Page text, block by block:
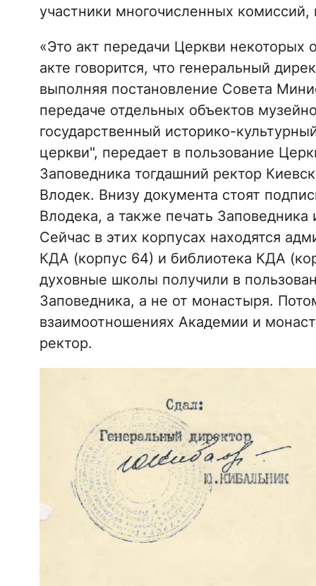
участники многочисленных комиссий,
«Это акт передачи Церкви некоторых
акте говорится, что генеральный
выполняя постановление Совета
передаче отдельных объектов
государственный историко-
церкви", передает в пользование
Заповедника тогдашний ректор
Влодек. Внизу документа стоят
Влодека, а также печать
Сейчас в этих корпусах находятся
КДА (корпус 64) и библиотека КДА
духовные школы получили в
Заповедника, а не от монастыря.
взаимоотношениях Академии и
ректор.